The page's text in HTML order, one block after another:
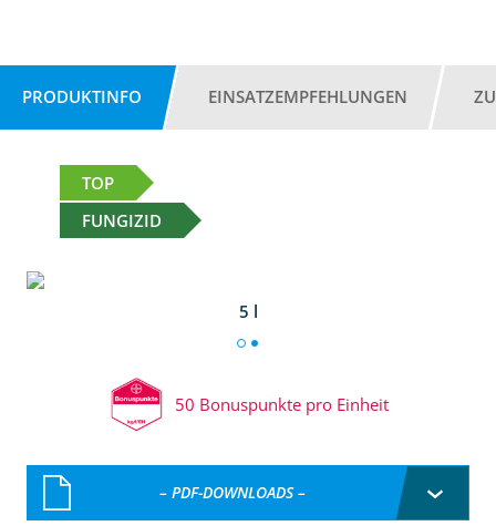
PRODUKTINFO EINSATZEMPFEHLUNGEN
TOP
FUNGIZID
5 l
50 Bonuspunkte pro Einheit
– PDF-DOWNLOADS –